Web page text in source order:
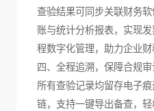
查验结果可同步关联财务
账与统计分析报表，实现
程数字化管理，助力企业财
四、全程追溯，保障合规审
所有查验记录均留存电子
链，支持一键导出备查，